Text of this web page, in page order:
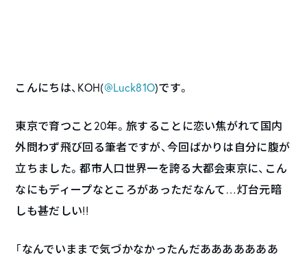
こんにちは、KOH(@Luck81O)です。
東京で育つこと20年。旅することに恋い焦がれて国内
外問わず飛び回る筆者ですが、今回ばかりは自分に腹が
立ちました。都市人口世界一を誇る大都会東京に、こん
なにもディープなところがあっただなんて…灯台元暗
しも甚だしい!!
「なんでいままで気づかなかったんだあああああああ